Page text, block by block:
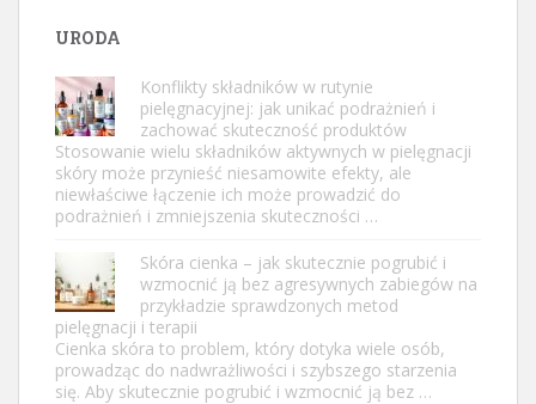
URODA
Konflikty składników w rutynie
pielęgnacyjnej: jak unikać podrażnień i
zachować skuteczność produktów
Stosowanie wielu składników aktywnych w pielęgnacji
skóry może przynieść niesamowite efekty, ale
niewłaściwe łączenie ich może prowadzić do
podrażnień i zmniejszenia skuteczności …
Skóra cienka – jak skutecznie pogrubić i
wzmocnić ją bez agresywnych zabiegów na
przykładzie sprawdzonych metod
pielęgnacji i terapii
Cienka skóra to problem, który dotyka wiele osób,
prowadząc do nadwrażliwości i szybszego starzenia
się. Aby skutecznie pogrubić i wzmocnić ją bez …